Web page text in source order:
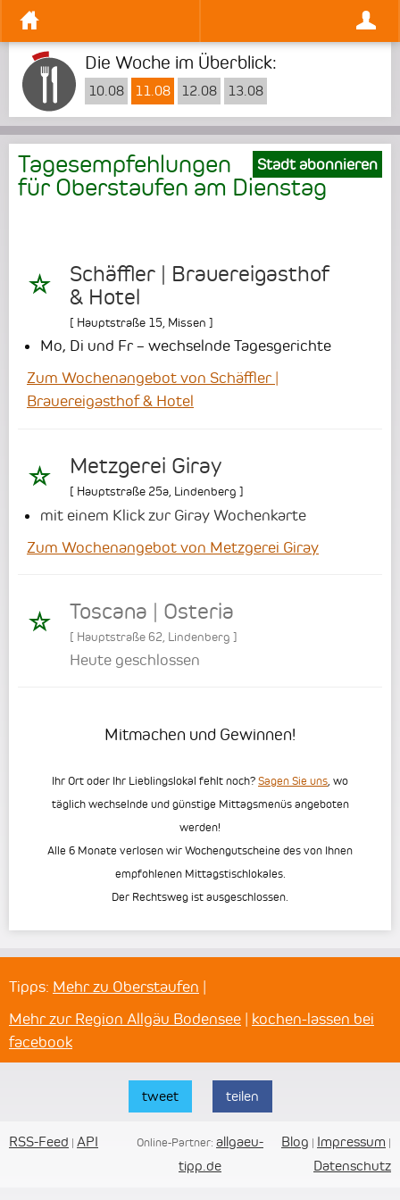
Die Woche im Überblick:
10.08 11.08 12.08 13.08
Stadt abonnieren
Tagesempfehlungen
für Oberstaufen am Dienstag
Schäffler | Brauereigasthof
& Hotel
[ Hauptstraße 15, Missen ]
Mo, Di und Fr – wechselnde Tagesgerichte
Zum Wochenangebot von Schäffler |
Brauereigasthof & Hotel
Metzgerei Giray
[ Hauptstraße 25a Lindenberg ]
mit einem Klick zur Giray Wochenkarte
Zum Wochenangebot von Metzgerei Giray
Toscana | Osteria
[ Hauptstraße 62 Lindenberg ]
Heute geschlossen
Mitmachen und Gewinnen!
Ihr Ort oder Ihr Lieblingslokal fehlt noch? Sagen Sie uns, wo
täglich wechselnde und günstige Mittagsmenüs angeboten
werden!
Alle 6 Monate verlosen wir Wochengutscheine des von Ihnen
empfohlenen Mittagstischlokales.
Der Rechtsweg ist ausgeschlossen.
Tipps: Mehr zu Oberstaufen |
Mehr zur Region Allgäu Bodensee | kochen-lassen bei
facebook
tweet teilen
RSS-Feed | API Online-Partner: allgaeu-
tipp.de
Blog | Impressum |
Datenschutz